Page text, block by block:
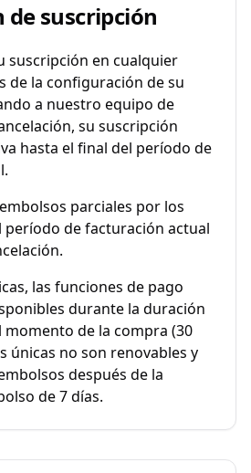
de suscripción
suscripción en cualquier
de la configuración de su
a nuestro equipo de
su suscripción
hasta el final del período de
parciales por los
período de facturación actual
las funciones de pago
durante la duración
momento de la compra (30
únicas no son renovables y
después de la
de 7 días.